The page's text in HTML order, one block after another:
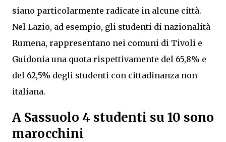
siano particolarmente radicate in alcune città.
Nel Lazio, ad esempio, gli studenti di nazionalità
Rumena, rappresentano nei comuni di Tivoli e
Guidonia una quota rispettivamente del 65,8% e
del 62,5% degli studenti con cittadinanza non
italiana.
A Sassuolo 4 studenti su 10 sono
marocchini